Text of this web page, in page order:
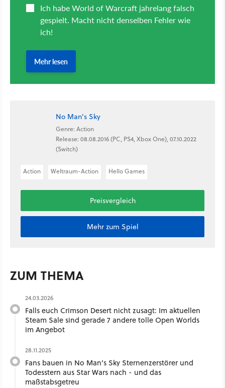
No Man's Sky
Genre: Action
Release: 08.08.2016 (PC, PS4, Xbox One), 07.10.2022
(Switch)
Action Weltraum-Action Hello Games
Preisvergleich
Mehr zum Spiel
ZUM THEMA
24.03.2026
Falls euch Crimson Desert nicht zusagt: Im aktuellen
Steam Sale sind gerade 7 andere tolle Open Worlds
im Angebot
28.11.2025
Fans bauen in No Man’s Sky Sternenzerstörer und
Todesstern aus Star Wars nach - und das
maßstabsgetreu